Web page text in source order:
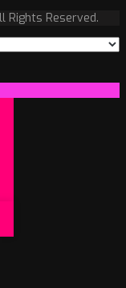
Rights Reserved.